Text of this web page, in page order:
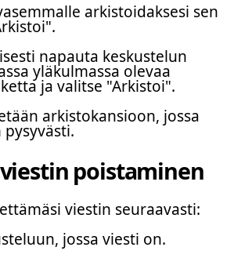
arkistoidaksesi sen
napauta keskustelun
yläkulmassa olevaa
ja valitse "Arkistoi".
arkistokansioon, jossa
poistaminen
viestin seuraavasti:
jossa viesti on.